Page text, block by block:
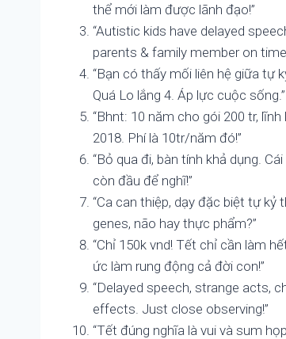
thể mới làm được lãnh đạo!”
“Autistic kids have delayed
parents & family member on
“Bạn có thấy mối liên hệ giữa tự
Quá Lo lắng 4. Áp lực cuộc sống.”
“Bhnt: 10 năm cho gói 200 tr,
2018. Phí là 10tr/năm đó!”
“Bỏ qua đi, bàn tính khả dụng.
còn đầu để nghĩ!”
“Ca can thiệp, dạy đặc biệt tự
genes, não hay thực phẩm?”
“Chỉ 150k vnd! Tết chỉ cần làm
ức làm rung động cả đời con!”
“Delayed speech, strange acts,
effects. Just close observing!”
“Tết đúng nghĩa là vui và sum